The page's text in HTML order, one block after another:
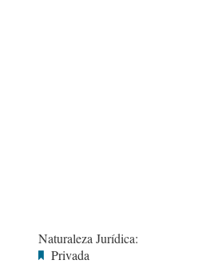
Naturaleza Jurídica:
Privada